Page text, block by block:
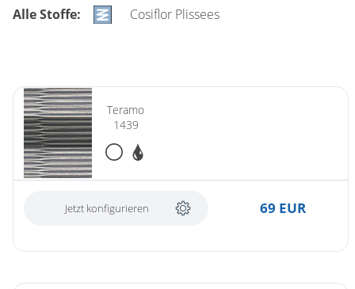
Alle Stoffe: Cosiflor Plissees
Teramo
1439
Jetzt konfigurieren 69 EUR